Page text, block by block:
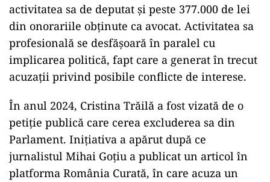
activitatea sa de deputat și peste 377.000 de lei
din onorariile obținute ca avocat. Activitatea sa
profesională se desfășoară în paralel cu
implicarea politică, fapt care a generat în trecut
acuzații privind posibile conflicte de interese.
În anul 2024, Cristina Trăilă a fost vizată de o
petiție publică care cerea excluderea sa din
Parlament. Inițiativa a apărut după ce
jurnalistul Mihai Goțiu a publicat un articol în
platforma România Curată, în care acuza un